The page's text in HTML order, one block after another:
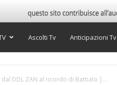
Ascolti Tv Anticipazioni Tv
dal DDL ZAN al ricordo di Battiato |...